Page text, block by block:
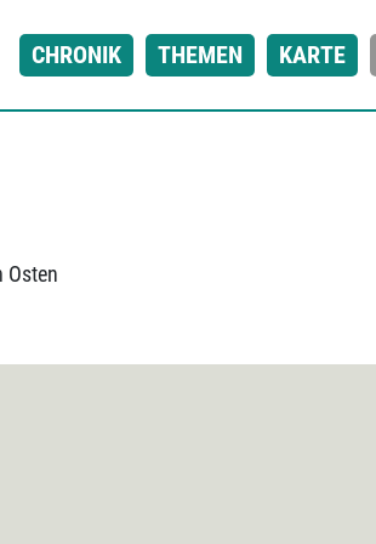
CHRONIK THEMEN KARTE
Osten